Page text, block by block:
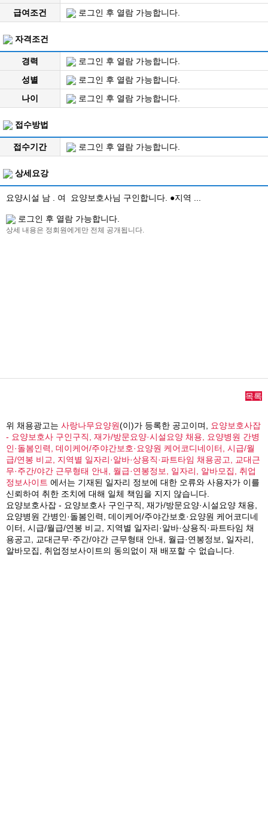
급여조건
로그인 후 열람 가능합니다.
자격조건
경력
로그인 후 열람 가능합니다.
성별
로그인 후 열람 가능합니다.
나이
로그인 후 열람 가능합니다.
접수방법
접수기간 로그인 후 열람 가능합니다.
상세요강
요양시설 남 . 여 요양보호사님 구인합니다. ●지역 ...
로그인 후 열람 가능합니다.
상세 내용은 정회원에게만 전체 공개됩니다.
목록
위 채용광고는 사랑나무요양원(이)가 등록한 공고이며,
요양보호사잡
- 요양보호사 구인구직, 재가/방문요양·시설요양 채용, 요양병원 간병
인·돌봄인력, 데이케어/주야간보호·요양원 케어코디네이터, 시급/월
급/연봉 비교, 지역별 일자리·알바·상용직·파트타임 채용공고, 교대근
무·주간/야간 근무형태 안내, 월급·연봉정보, 일자리, 알바모집, 취업
정보사이트 에서는 기재된 일자리 정보에 대한 오류와 사용자가 이를
신뢰하여 취한 조치에 대해 일체 책임을 지지 않습니다.
요양보호사잡 - 요양보호사 구인구직, 재가/방문요양·시설요양 채용,
요양병원 간병인·돌봄인력, 데이케어/주야간보호·요양원 케어코디네
이터, 시급/월급/연봉 비교, 지역별 일자리·알바·상용직·파트타임 채
용공고, 교대근무·주간/야간 근무형태 안내, 월급·연봉정보, 일자리,
알바모집, 취업정보사이트의 동의없이 재 배포할 수 없습니다.